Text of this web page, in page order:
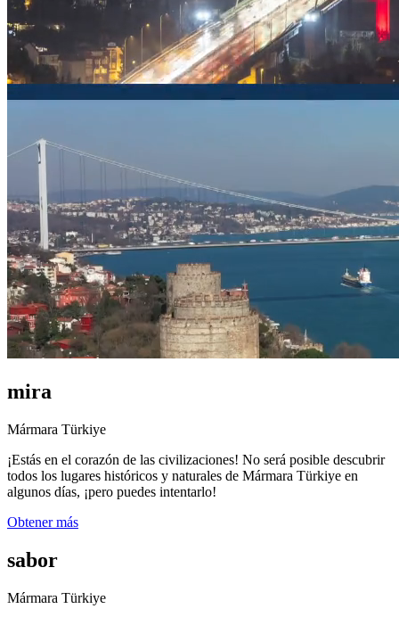
mira
Mármara Türkiye
¡Estás en el corazón de las civilizaciones! No será posible descubrir
todos los lugares históricos y naturales de Mármara Türkiye en
algunos días, ¡pero puedes intentarlo!
Obtener más
sabor
Mármara Türkiye